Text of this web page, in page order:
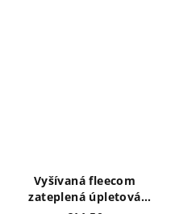
Vyšívaná fleecom
zateplená úpletová